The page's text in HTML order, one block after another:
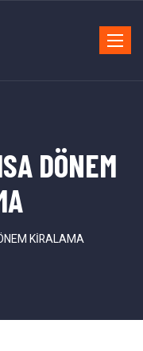
Toggle
DÖNEM
KİRALAMA